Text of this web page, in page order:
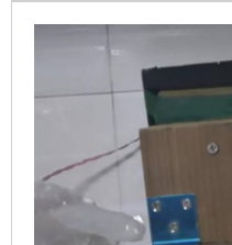
拍下，引發網路高度關